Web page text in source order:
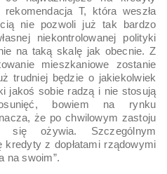
T, która weszła
nie pozwoli już tak bardzo
niekontrolowanej polityki
na taką skalę jak obecnie. Z
mieszkaniowe zostanie
trudniej będzie o jakiekolwiek
jakoś sobie radzą i nie stosują
bowiem na rynku
że po chwilowym zastoju
się ożywia. Szczególnym
z dopłatami rządowymi
na swoim”.